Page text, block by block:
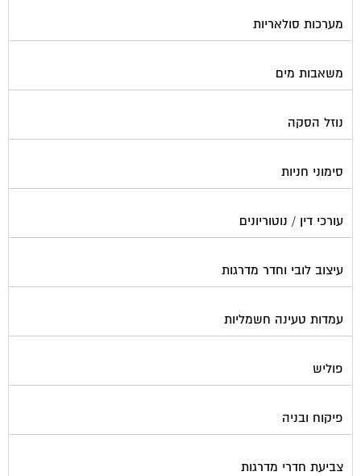
מערכות סולאריות
משאבות מים
נוזל הסקה
סימוני חניות
עורכי דין / נוטוריונים
עיצוב לובי וחדר מדרגות
עמדות טעינה חשמליות
פוליש
פיקוח ובניה
צביעת חדרי מדרגות